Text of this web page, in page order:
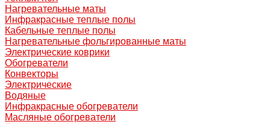
Нагревательные маты
Инфракрасные теплые полы
Кабельные теплые полы
Нагревательные фольгированные маты
Электрические коврики
Обогреватели
Конвекторы
Электрические
Водяные
Инфракрасные обогреватели
Масляные обогреватели